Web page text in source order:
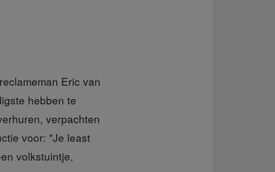
Eric van
hebben te
verpachten
voor: "Je least
volkstuintje,